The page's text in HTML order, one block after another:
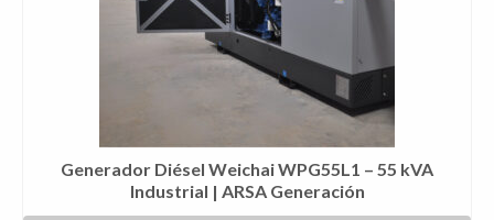
Generador Diésel Weichai WPG55L1 – 55 kVA
Industrial | ARSA Generación